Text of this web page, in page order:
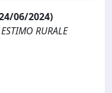
06/2024)
RURALE